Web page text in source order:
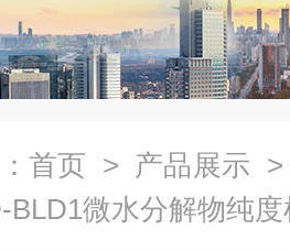
首页 > 产品展示
微水分解物纯度